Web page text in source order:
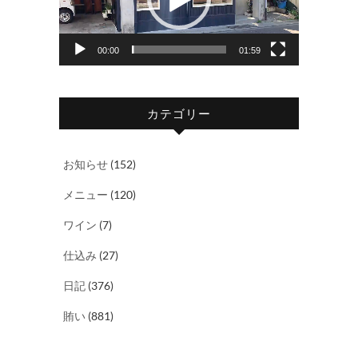
ー
00:00 01:59
カテゴリー
お知らせ (152)
メニュー (120)
ワイン (7)
仕込み (27)
日記 (376)
賄い (881)